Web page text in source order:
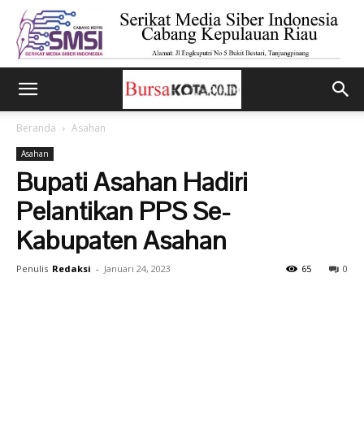
Beranda Asahan
Asahan
Bupati Asahan Hadiri
Pelantikan PPS Se-
Kabupaten Asahan
Penulis Redaksi - Januari 24, 2023 0
65